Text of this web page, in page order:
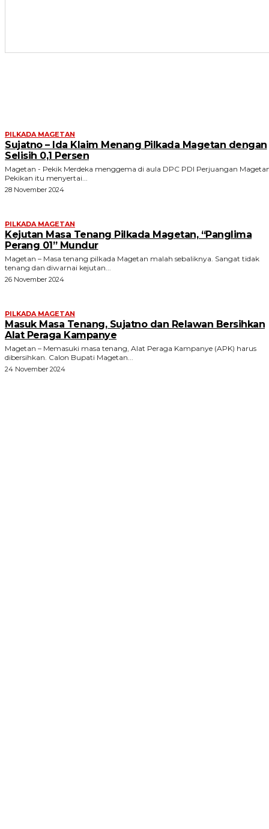
PILKADA MAGETAN
Sujatno – Ida Klaim Menang Pilkada Magetan dengan
Selisih 0,1 Persen
Magetan - Pekik Merdeka menggema di aula DPC PDI Perjuangan
Pekikan itu menyertai...
28 November 2024
PILKADA MAGETAN
Kejutan Masa Tenang Pilkada Magetan, “Panglima
Perang 01” Mundur
Magetan – Masa tenang pilkada Magetan malah sebaliknya. Sangat tidak
tenang dan diwarnai kejutan...
26 November 2024
PILKADA MAGETAN
Masuk Masa Tenang, Sujatno dan Relawan Bersihkan
Alat Peraga Kampanye
Magetan – Memasuki masa tenang, Alat Peraga Kampanye (APK) harus
dibersihkan. Calon Bupati Magetan...
24 November 2024